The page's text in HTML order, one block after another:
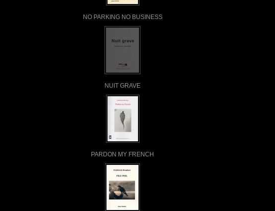
NO PARKING NO BUSINESS
NUIT GRAVE
PARDON MY FRENCH